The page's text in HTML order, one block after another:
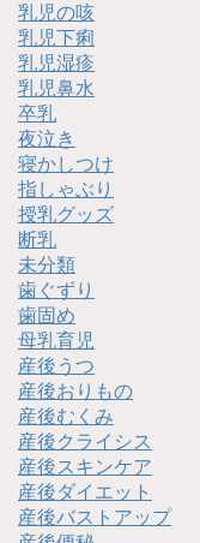
乳児の咳
乳児下痢
乳児湿疹
乳児鼻水
卒乳
夜泣き
寝かしつけ
指しゃぶり
授乳グッズ
断乳
未分類
歯ぐずり
歯固め
母乳育児
産後うつ
産後おりもの
産後むくみ
産後クライシス
産後スキンケア
産後ダイエット
産後バストアップ